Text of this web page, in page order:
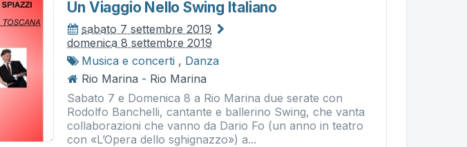
Un Viaggio Nello Swing Italiano
sabato 7 settembre 2019
domenica 8 settembre 2019
Musica e concerti , Danza
Rio Marina - Rio Marina
Sabato 7 e Domenica 8 a Rio Marina due serate con
Rodolfo Banchelli, cantante e ballerino Swing, che vanta
collaborazioni che vanno da Dario Fo (un anno in teatro
con «L’Opera dello sghignazzo») a...